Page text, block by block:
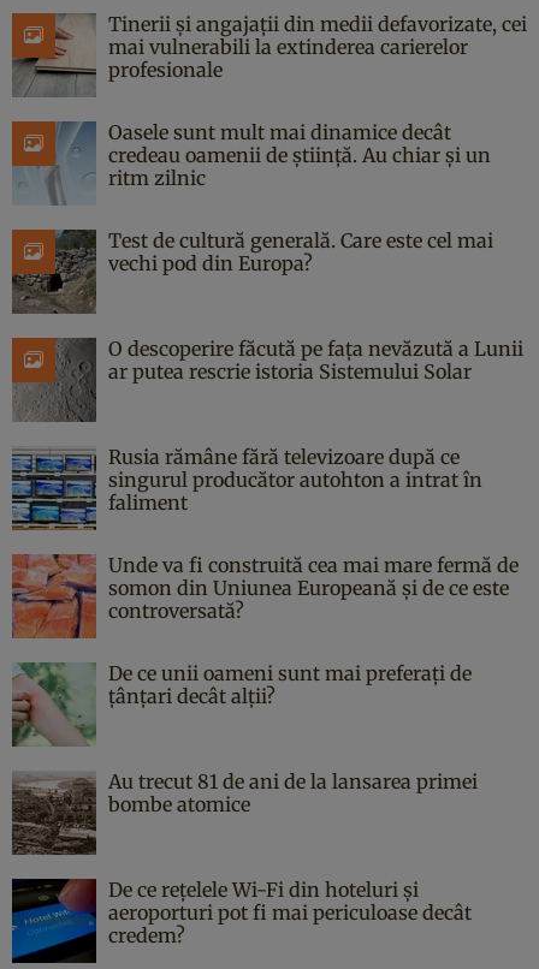
Tinerii și angajații din medii defavorizate, cei
mai vulnerabili la extinderea carierelor
profesionale
Oasele sunt mult mai dinamice decât
credeau oamenii de știință. Au chiar și un
ritm zilnic
Test de cultură generală. Care este cel mai
vechi pod din Europa?
O descoperire făcută pe fața nevăzută a Lunii
ar putea rescrie istoria Sistemului Solar
Rusia rămâne fără televizoare după ce
singurul producător autohton a intrat în
faliment
Unde va fi construită cea mai mare fermă de
somon din Uniunea Europeană și de ce este
controversată?
De ce unii oameni sunt mai preferați de
țânțari decât alții?
Au trecut 81 de ani de la lansarea primei
bombe atomice
De ce rețelele Wi-Fi din hoteluri și
aeroporturi pot fi mai periculoase decât
credem?